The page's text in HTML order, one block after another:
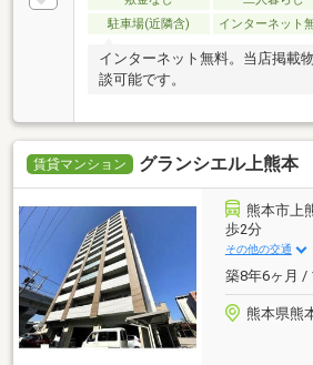
駐車場(近隣含)
インターネット
インターネット無料。当店掲載
談可能です。
賃貸マンション グランシエル上熊本
熊本市上
歩2分
その他の交通
築8年6ヶ月 /
熊本県熊